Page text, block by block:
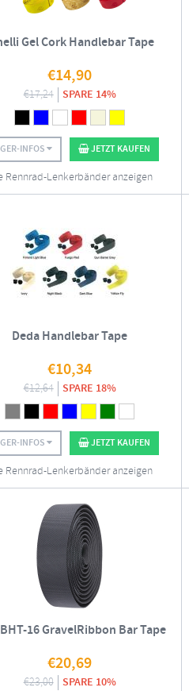
Gel Cork Handlebar Tape
€14,90
€17,24 SPARE 14%
INFOS JETZT KAUFEN
Rennrad-Lenkerbänder anzeigen
Deda Handlebar Tape
€10,34
€12,64 SPARE 18%
INFOS JETZT KAUFEN
Rennrad-Lenkerbänder anzeigen
16 GravelRibbon Bar Tape
€20,69
€23,00 SPARE 10%